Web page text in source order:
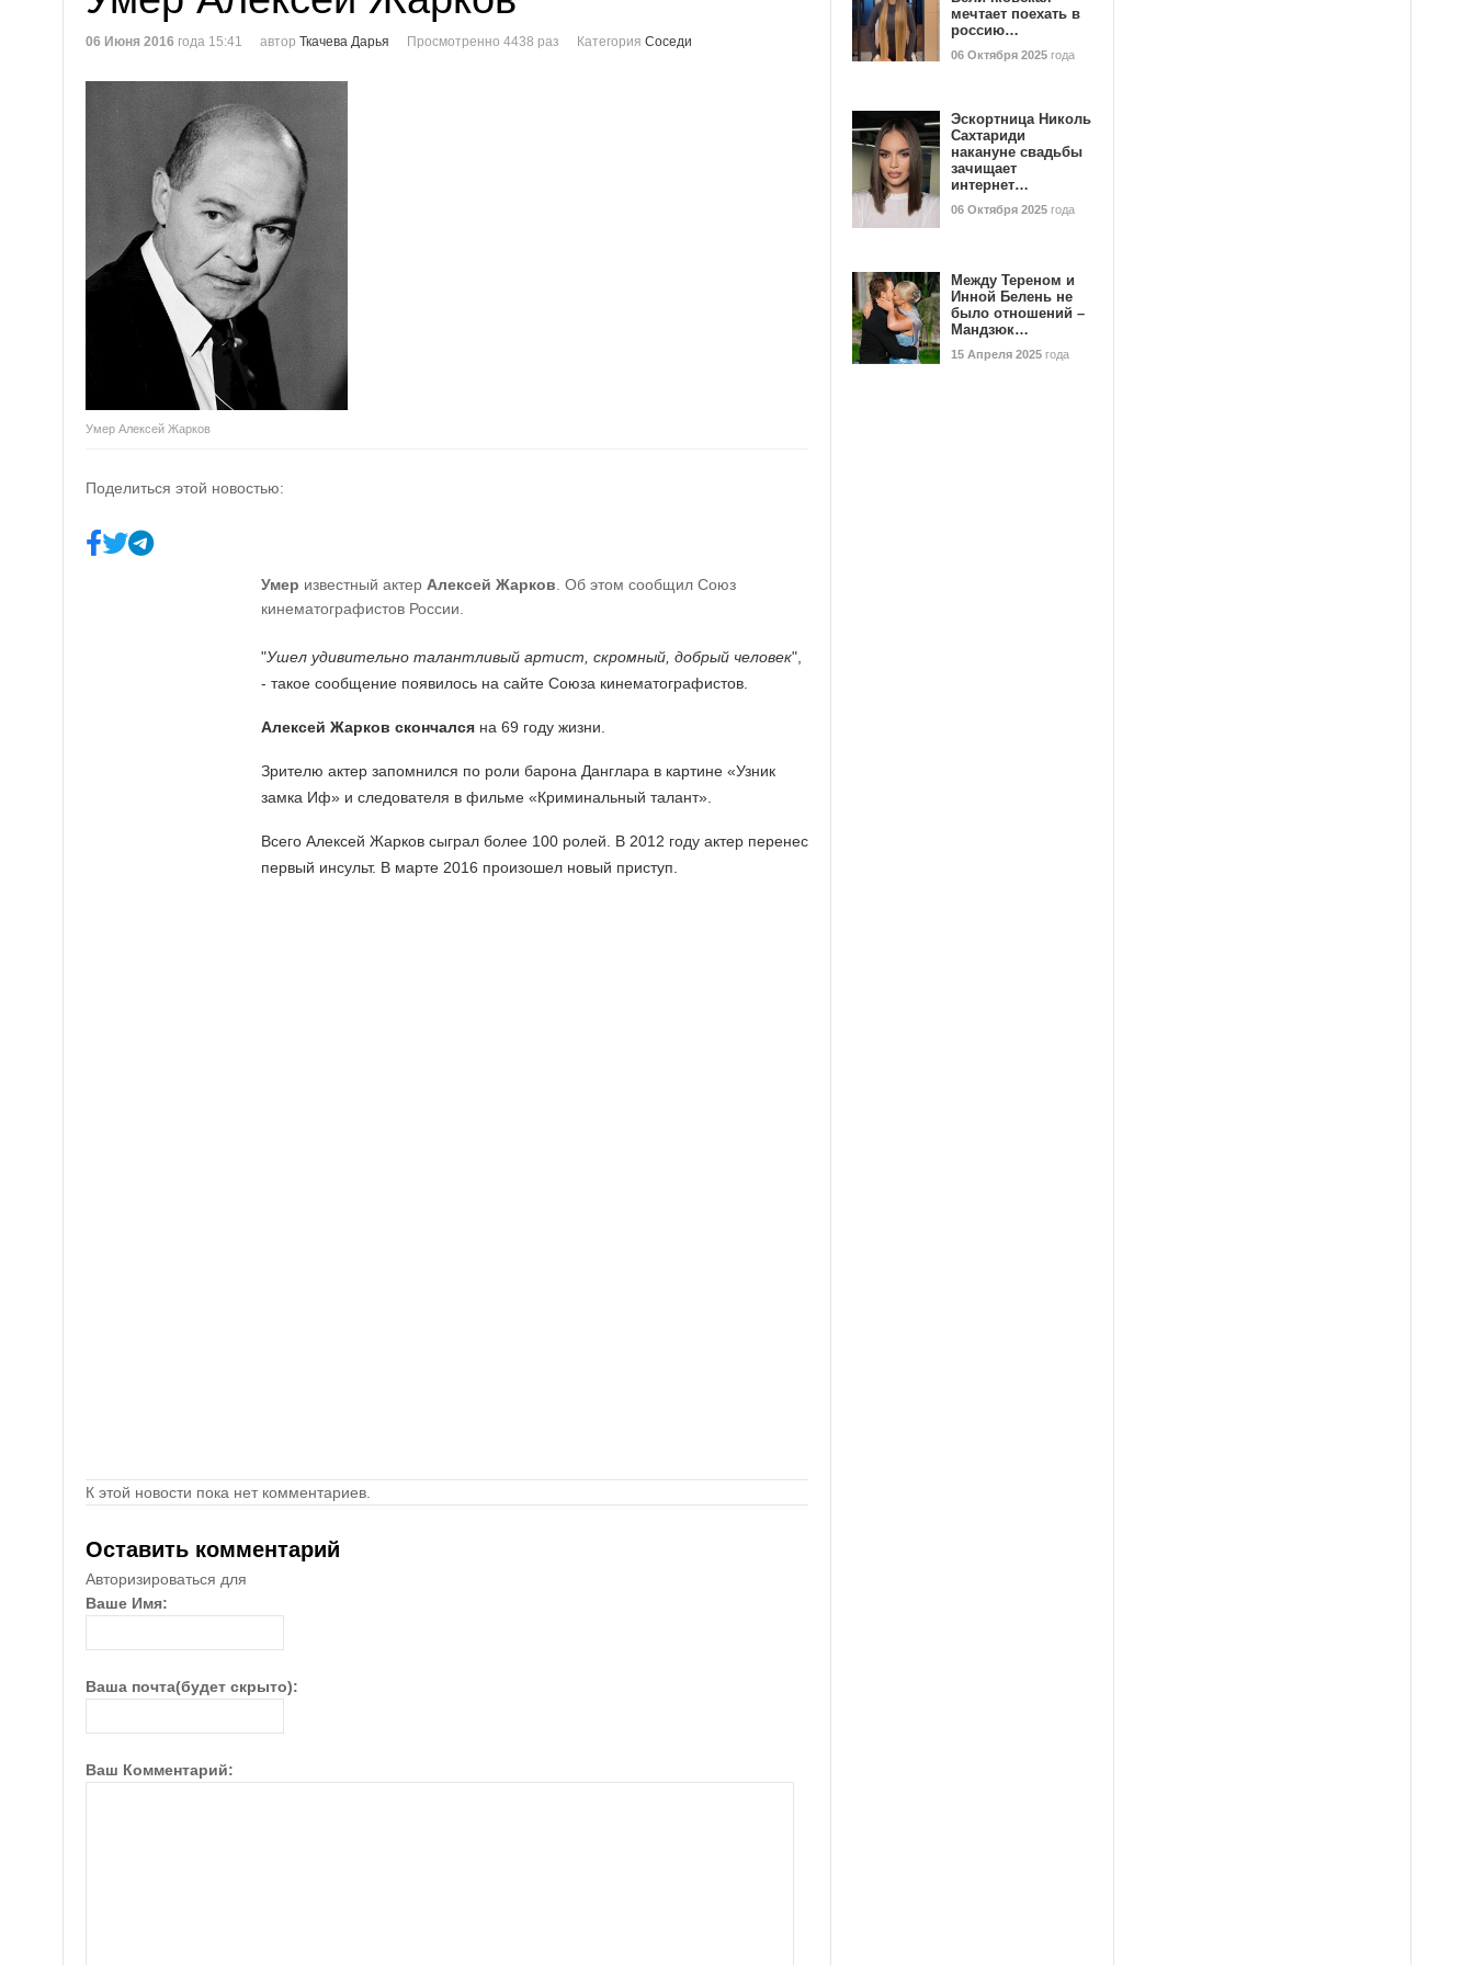
06 Июня 2016 года 15:41 автор Ткачева Дарья Просмотренно 4438 раз Категория Соседи
Умер Алексей Жарков
Поделиться этой новостью:
Умер известный актер Алексей Жарков . Об этом сообщил Союз
кинематографистов России.
"Ушел удивительно талантливый артист, скромный, добрый человек",
- такое сообщение появилось на сайте Союза кинематографистов.
Алексей Жарков скончался на 69 году жизни.
Зрителю актер запомнился по роли барона Данглара в картине «Узник
замка Иф» и следователя в фильме «Криминальный талант».
Всего Алексей Жарков сыграл более 100 ролей. В 2012 году актер перенес
первый инсульт. В марте 2016 произошел новый приступ.
К этой новости пока нет комментариев.
Оставить комментарий
Авторизироваться для
Ваше Имя:
Ваша почта(будет скрыто):
Ваш Комментарий:
мечтает поехать в
россию…
06 Октября 2025 года
Эскортница Николь
Сахтариди
накануне свадьбы
зачищает
интернет…
06 Октября 2025 года
Между Тереном и
Инной Белень не
было отношений –
Мандзюк…
15 Апреля 2025 года